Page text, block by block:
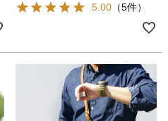
5.00 （5件）